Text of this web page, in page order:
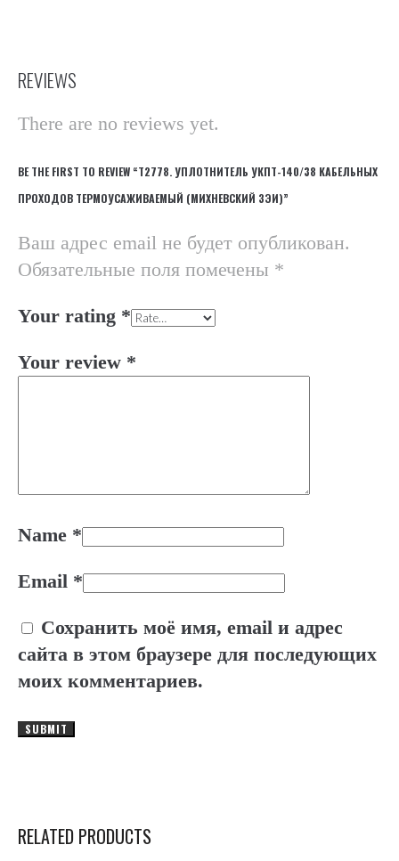
REVIEWS
There are no reviews yet.
BE THE FIRST TO REVIEW “Т2778. УПЛОТНИТЕЛЬ УКПТ-140/38 КАБЕЛЬНЫХ
ПРОХОДОВ ТЕРМОУСАЖИВАЕМЫЙ (МИХНЕВСКИЙ ЗЭИ)”
Ваш адрес email не будет опубликован.
Обязательные поля помечены *
Your rating *
Your review *
Name *
Email *
Сохранить моё имя, email и адрес
сайта в этом браузере для последующих
моих комментариев.
RELATED PRODUCTS